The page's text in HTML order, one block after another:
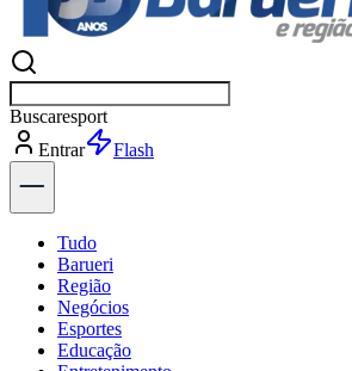
Buscarnot
Entrar
Explorar
Tudo
Barueri
Região
Negócios
Esportes
Educação